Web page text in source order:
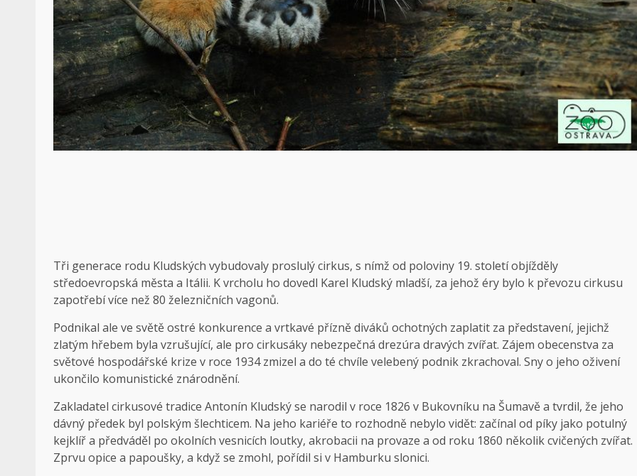
Tři generace rodu Kludských vybudovaly proslulý cirkus, s nímž od poloviny 19. století objížděly
středoevropská města a Itálii. K vrcholu ho dovedl Karel Kludský mladší, za jehož éry bylo k převozu cirkusu
zapotřebí více než 80 železničních vagonů.
Podnikal ale ve světě ostré konkurence a vrtkavé přízně diváků ochotných zaplatit za představení, jejichž
zlatým hřebem byla vzrušující, ale pro cirkusáky nebezpečná drezúra dravých zvířat. Zájem obecenstva za
světové hospodářské krize v roce 1934 zmizel a do té chvíle velebený podnik zkrachoval. Sny o jeho oživení
ukončilo komunistické znárodnění.
Zakladatel cirkusové tradice Antonín Kludský se narodil v roce 1826 v Bukovníku na Šumavě a tvrdil, že jeho
dávný předek byl polským šlechticem. Na jeho kariéře to rozhodně nebylo vidět: začínal od píky jako potulný
kejklíř a předváděl po okolních vesnicích loutky, akrobacii na provaze a od roku 1860 několik cvičených zvířat.
Zprvu opice a papoušky, a když se zmohl, pořídil si v Hamburku slonici.